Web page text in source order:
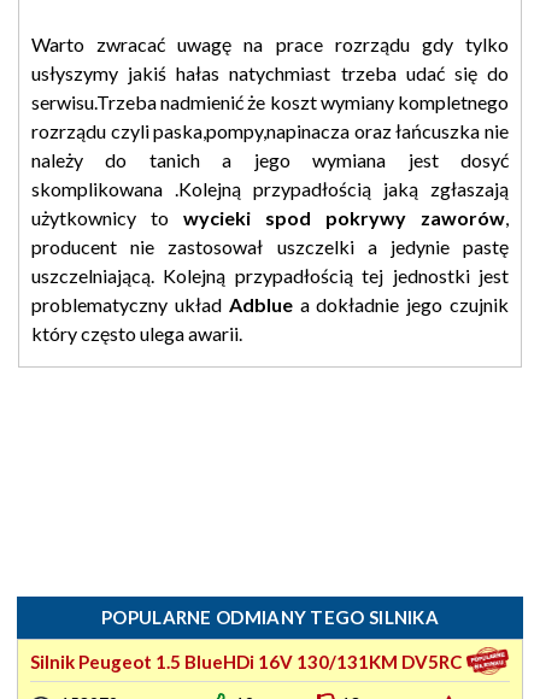
Warto zwracać uwagę na prace rozrządu gdy tylko
usłyszymy jakiś hałas natychmiast trzeba udać się do
serwisu.Trzeba nadmienić że koszt wymiany kompletnego
rozrządu czyli paska,pompy,napinacza oraz łańcuszka nie
należy do tanich a jego wymiana jest dosyć
skomplikowana .Kolejną przypadłością jaką zgłaszają
użytkownicy to wycieki spod pokrywy zaworów,
producent nie zastosował uszczelki a jedynie pastę
uszczelniającą. Kolejną przypadłością tej jednostki jest
problematyczny układ Adbluea dokładnie jego czujnik
który często ulega awarii.
POPULARNE ODMIANY TEGO SILNIKA
Silnik Peugeot 1.5 BlueHDi 16V 130/131KM DV5RC